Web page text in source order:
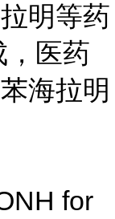
明等药
，医药
海拉明
for